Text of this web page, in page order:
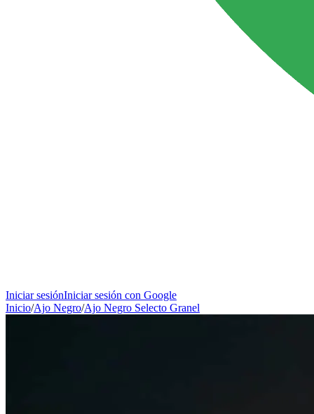
Iniciar sesiónIniciar sesión con Google
Inicio/Ajo Negro/Ajo Negro Selecto Granel